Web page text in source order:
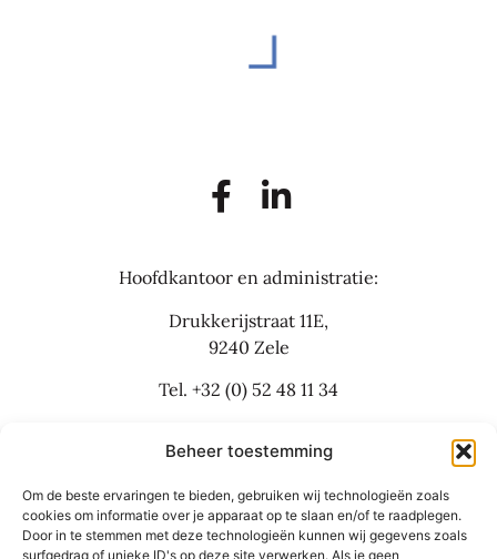
Beheer toestemming
Om de beste ervaringen te bieden, gebruiken wij technologieën zoals
cookies om informatie over je apparaat op te slaan en/of te raadplegen.
Door in te stemmen met deze technologieën kunnen wij gegevens zoals
surfgedrag of unieke ID's op deze site verwerken. Als je geen
Hoofdkantoor en administratie:
Drukkerijstraat 11E,
9240 Zele
Tel. +32 (0) 52 48 11 34
Bijkantoor:
Grote Baan 30